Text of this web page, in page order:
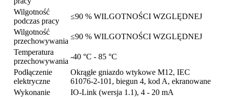
Wilgotność
podczas pracy
≤90 % WILGOTNOŚCI WZGLĘDNEJ
Wilgotność
przechowywania
≤90 % WILGOTNOŚCI WZGLĘDNEJ
Temperatura
przechowywania
-40 °C - 85 °C
Podłączenie
elektryczne
Okrągłe gniazdo wtykowe M12, IEC
61076-2-101, biegun 4, kod A, ekranowane
Wykonanie
IO-Link (wersja 1.1), 4 - 20 mA